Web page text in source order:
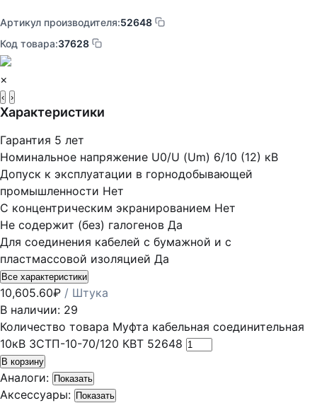
Артикул производителя:52648
Код товара:37628
×
‹ ›
Характеристики
Гарантия 5 лет
Номинальное напряжение U0/U (Um) 6/10 (12) кВ
Допуск к эксплуатации в горнодобывающей
промышленности Нет
С концентрическим экранированием Нет
Не содержит (без) галогенов Да
Для соединения кабелей с бумажной и с
пластмассовой изоляцией Да
Все характеристики
10,605.60₽ / Штука
В наличии: 29
Количество товара Муфта кабельная соединительная
10кВ 3СТП-10-70/120 КВТ 52648
В корзину
Аналоги: Показать
Аксессуары: Показать